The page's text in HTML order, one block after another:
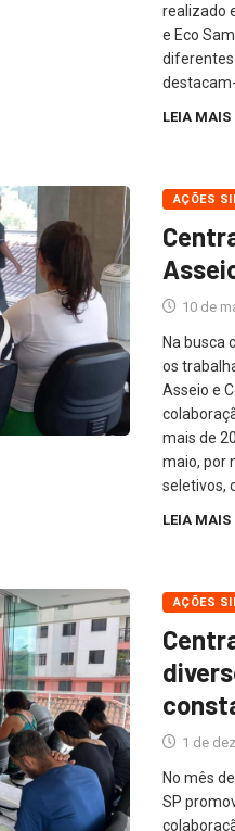
realizado
e Eco
diferentes
LEIA MAIS
AÇÕES
10 de
Na busca
os
Asseio e
mais de
maio, por
seletivos,
LEIA MAIS
AÇÕES
1 de
No mês
SP